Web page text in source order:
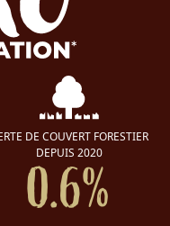
DE COUVERT FORESTIER
DEPUIS 2020
0.6%